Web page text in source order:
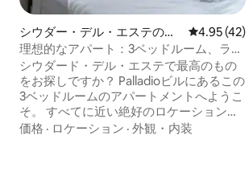
シウダー・デル・エステのマ
ンション・アパート
レビュー
4.95 (42)
理想的なアパート：3ベッドルーム、ラグ
ジュアリー、ロケーション
シウダード・デル・エステで最高のもの
をお探しですか？ Palladioビルにあるこの
3ベッドルームのアパートメントへようこ
そ。 すべてに近い絶好のロケーション：
- Shopping Arenasまで1分 - マクドナルド
価格 · ロケーション · 外観・内装